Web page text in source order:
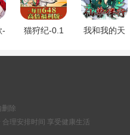
-
猫狩纪-0.1
我和我的天
除
理安排时间 享受健康生活